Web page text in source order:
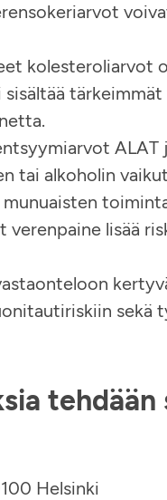
kolesteroliarvot
ALAT
tai alkoholin
lisää
sekä
tehdään
Helsinki